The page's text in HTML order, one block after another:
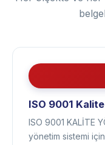
Her ölçekte ve
ISO 9001
ISO 9001 KALİTE